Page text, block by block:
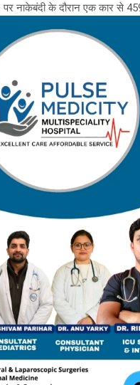
नाकेबंदी के दौरान एक कार से